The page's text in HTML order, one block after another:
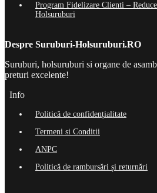
Program Fidelizare Clienti –
Holsuruburi
Despre Suruburi-Holsuruburi.RO
Suruburi, holsuruburi si organe de
preturi excelente!
Info
Politică de confidențialitate
Termeni si Conditii
ANPC
Politică de rambursări și returnări